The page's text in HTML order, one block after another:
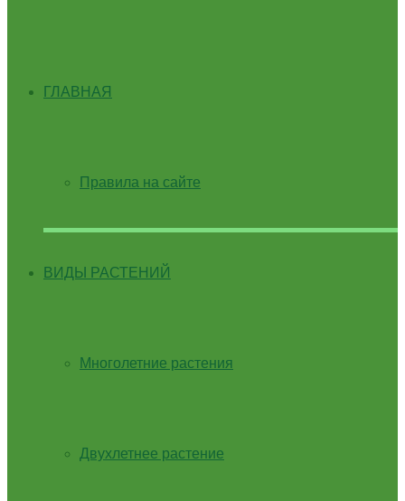
ГЛАВНАЯ
Правила на сайте
ВИДЫ РАСТЕНИЙ
Многолетние растения
Двухлетнее растение